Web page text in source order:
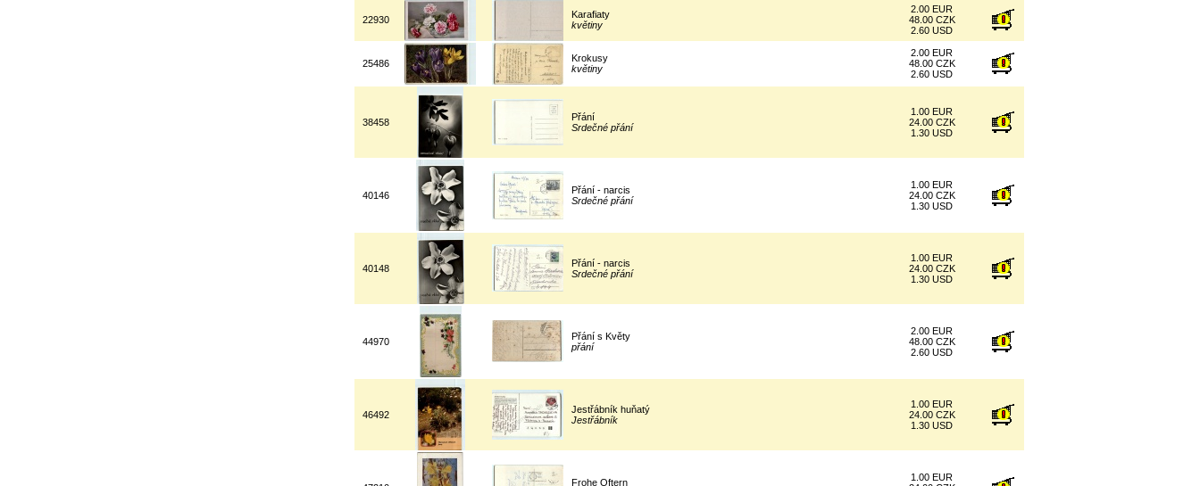
22930
Karafiaty
květiny
2.00 EUR
48.00 CZK
2.60 USD
25486
Krokusy
květiny
2.00 EUR
48.00 CZK
2.60 USD
38458
Přání
Srdečné přání
1.00 EUR
24.00 CZK
1.30 USD
40146
Přání - narcis
Srdečné přání
1.00 EUR
24.00 CZK
1.30 USD
40148
Přání - narcis
Srdečné přání
1.00 EUR
24.00 CZK
1.30 USD
44970
Přání s Květy
přání
2.00 EUR
48.00 CZK
2.60 USD
46492
Jestřábník huňatý
Jestřábník
1.00 EUR
24.00 CZK
1.30 USD
Frohe Oftern
1.00 EUR